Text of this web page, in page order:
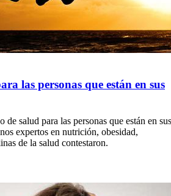
las personas que están en sus
de salud para las personas que están en sus
expertos en nutrición, obesidad,
de la salud contestaron.